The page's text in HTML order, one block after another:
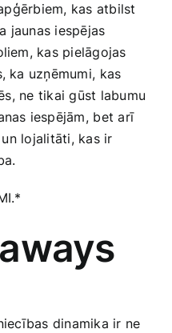
kas atbilst
jaunas iespējas
‍kas pielāgojas
ka uzņēmumi,⁤ kas
ne tikai gūst labumu
iespējām, ⁣bet arī
lojalitāti, kas ir
‌dinamika ir​ ne